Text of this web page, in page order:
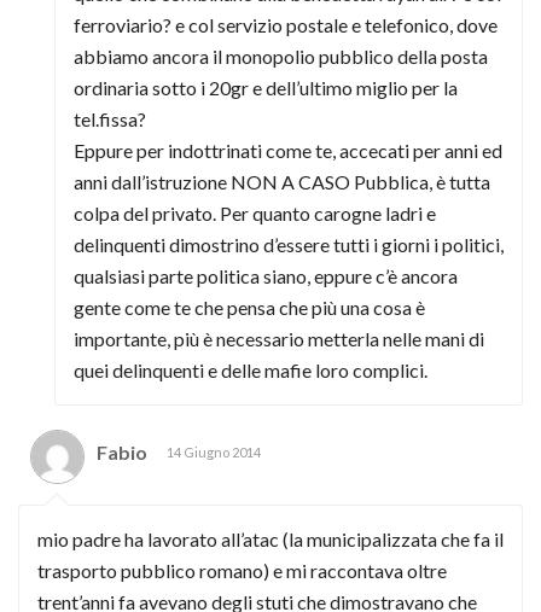
ferroviario? e col servizio postale e telefonico, dove
abbiamo ancora il monopolio pubblico della posta
ordinaria sotto i 20gr e dell’ultimo miglio per la
tel.fissa?
Eppure per indottrinati come te, accecati per anni ed
anni dall’istruzione NON A CASO Pubblica, è tutta
colpa del privato. Per quanto carogne ladri e
delinquenti dimostrino d’essere tutti i giorni i politici,
qualsiasi parte politica siano, eppure c’è ancora
gente come te che pensa che più una cosa è
importante, più è necessario metterla nelle mani di
quei delinquenti e delle mafie loro complici.
Fabio 14 Giugno 2014
mio padre ha lavorato all’atac (la municipalizzata che fa il
trasporto pubblico romano) e mi raccontava oltre
trent’anni fa avevano degli stuti che dimostravano che